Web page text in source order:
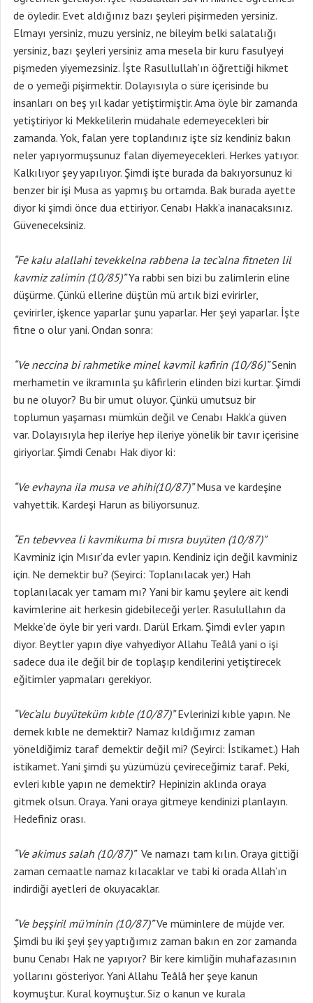
de öyledir. Evet aldığınız bazı şeyleri pişirmeden yersiniz.
Elmayı yersiniz, muzu yersiniz, ne bileyim belki salatalığı
yersiniz, bazı şeyleri yersiniz ama mesela bir kuru fasulyeyi
pişmeden yiyemezsiniz. İşte Rasullullah’ın öğrettiği hikmet
de o yemeği pişirmektir. Dolayısıyla o süre içerisinde bu
insanları on beş yıl kadar yetiştirmiştir. Ama öyle bir zamanda
yetiştiriyor ki Mekkelilerin müdahale edemeyecekleri bir
zamanda. Yok, falan yere toplandınız işte siz kendiniz bakın
neler yapıyormuşsunuz falan diyemeyecekleri. Herkes yatıyor.
Kalkılıyor şey yapılıyor. Şimdi işte burada da bakıyorsunuz ki
benzer bir işi Musa as yapmış bu ortamda. Bak burada ayette
diyor ki şimdi önce dua ettiriyor. Cenabı Hakk’a inanacaksınız.
Güveneceksiniz.
“Fe kalu alallahi tevekkelna rabbena la tec’alna fitneten lil
kavmiz zalimin (10/85)”Ya rabbi sen bizi bu zalimlerin eline
düşürme. Çünkü ellerine düştün mü artık bizi evirirler,
çevirirler, işkence yaparlar şunu yaparlar. Her şeyi yaparlar. İşte
fitne o olur yani. Ondan sonra:
“Ve neccina bi rahmetike minel kavmil kafirin (10/86)”Senin
merhametin ve ikramınla şu kâfirlerin elinden bizi kurtar. Şimdi
bu ne oluyor? Bu bir umut oluyor. Çünkü umutsuz bir
toplumun yaşaması mümkün değil ve Cenabı Hakk’a güven
var. Dolayısıyla hep ileriye hep ileriye yönelik bir tavır içerisine
giriyorlar. Şimdi Cenabı Hak diyor ki:
“Ve evhayna ila musa ve ahihi(10/87)”Musa ve kardeşine
vahyettik. Kardeşi Harun as biliyorsunuz.
“En tebevvea li kavmikuma bi mısra buyüten (10/87)”
Kavminiz için Mısır’da evler yapın. Kendiniz için değil kavminiz
için. Ne demektir bu? (Seyirci: Toplanılacak yer.) Hah
toplanılacak yer tamam mı? Yani bir kamu şeylere ait kendi
kavimlerine ait herkesin gidebileceği yerler. Rasulullahın da
Mekke’de öyle bir yeri vardı. Darül Erkam. Şimdi evler yapın
diyor. Beytler yapın diye vahyediyor Allahu Teâlâ yani o işi
sadece dua ile değil bir de toplaşıp kendilerini yetiştirecek
eğitimler yapmaları gerekiyor.
“Vec’alu buyüteküm kıble (10/87)”Evlerinizi kıble yapın. Ne
demek kıble ne demektir? Namaz kıldığımız zaman
yöneldiğimiz taraf demektir değil mi? (Seyirci: İstikamet.) Hah
istikamet. Yani şimdi şu yüzümüzü çevireceğimiz taraf. Peki,
evleri kıble yapın ne demektir? Hepinizin aklında oraya
gitmek olsun. Oraya. Yani oraya gitmeye kendinizi planlayın.
Hedefiniz orası.
“Ve akimus salah (10/87)”Ve namazı tam kılın. Oraya gittiği
zaman cemaatle namaz kılacaklar ve tabi ki orada Allah’ın
indirdiği ayetleri de okuyacaklar.
“Ve beşşiril mü’minin (10/87)”Ve müminlere de müjde ver.
Şimdi bu iki şeyi şey yaptığımız zaman bakın en zor zamanda
bunu Cenabı Hak ne yapıyor? Bir kere kimliğin muhafazasının
yollarını gösteriyor. Yani Allahu Teâlâ her şeye kanun
koymuştur. Kural koymuştur. Siz o kanun ve kurala